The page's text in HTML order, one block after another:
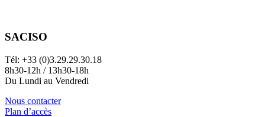
SACISO
Tél: +33 (0)3.29.29.30.18
8h30-12h / 13h30-18h
Du Lundi au Vendredi
Nous contacter
Plan d’accès